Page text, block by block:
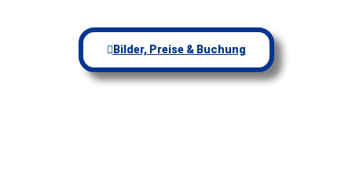
Bilder, Preise & Buchung